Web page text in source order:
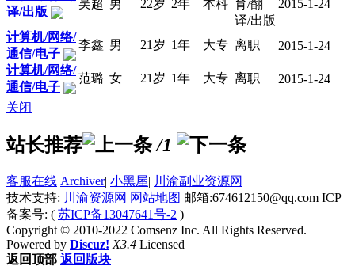
译/出版
吴超 男 22岁 2年 本科 育/翻
译/出版
2015-1-24
计算机/网络/
通信/电子
李鑫 男 21岁 1年 大专 离职
2015-1-24
计算机/网络/
通信/电子
范璐 女 21岁 1年 大专 离职 2015-1-24
关闭
站长推荐 /1
客服在线 Archiver| 小黑屋| 川渝副业资源网
技术支持: 川渝资源网 网站地图 邮箱:674612150@qq.com ICP
备案号: ( 苏ICP备13047641号-2 )
Copyright © 2010-2022 Comsenz Inc. All Rights Reserved.
Powered by Discuz! X3.4 Licensed
返回顶部 返回版块